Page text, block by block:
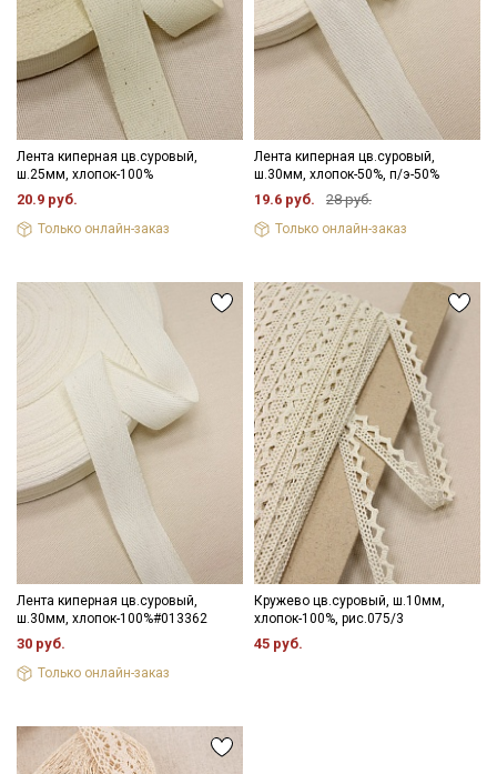
Лента киперная цв.суровый,
ш.25мм, хлопок-100%
20.9 руб.
Только онлайн-заказ
Лента киперная цв.суровый,
ш.30мм, хлопок-50%, п/э-50%
19.6 руб. 28 руб.
Только онлайн-заказ
Лента киперная цв.суровый,
ш.30мм, хлопок-100%#013362
30 руб.
Только онлайн-заказ
Кружево цв.суровый, ш.10мм,
хлопок-100%, рис.075/3
45 руб.